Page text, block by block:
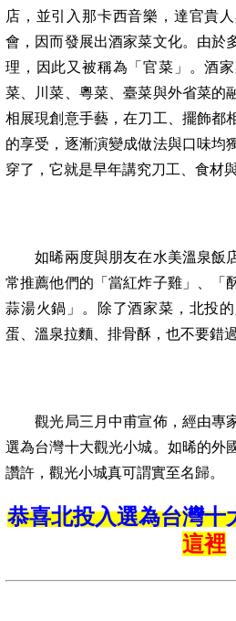
店，並引入那卡西音樂，達官貴
會，因而發展出酒家菜文化。由於
理，因此又被稱為「官菜」。酒
菜、川菜、粵菜、臺菜與外省菜的
相展現創意手藝，在刀工、擺飾都
的享受，逐漸演變成做法與口味均
穿了，它就是早年講究刀工、食材
如晞兩度與朋友在水美溫泉飯
常推薦他們的「當紅炸子雞」、「
蒜湯火鍋」。除了酒家菜，北投
蛋、溫泉拉麵、排骨酥，也不要錯過
觀光局三月中甫宣佈，經由專
選為台灣十大觀光小城。如晞的外
讚許，觀光小城真可謂實至名歸。
恭喜北投入選為台灣十
這裡